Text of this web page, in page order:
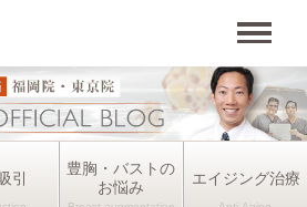
引
豊胸・バストの
お悩み
エイジング治療